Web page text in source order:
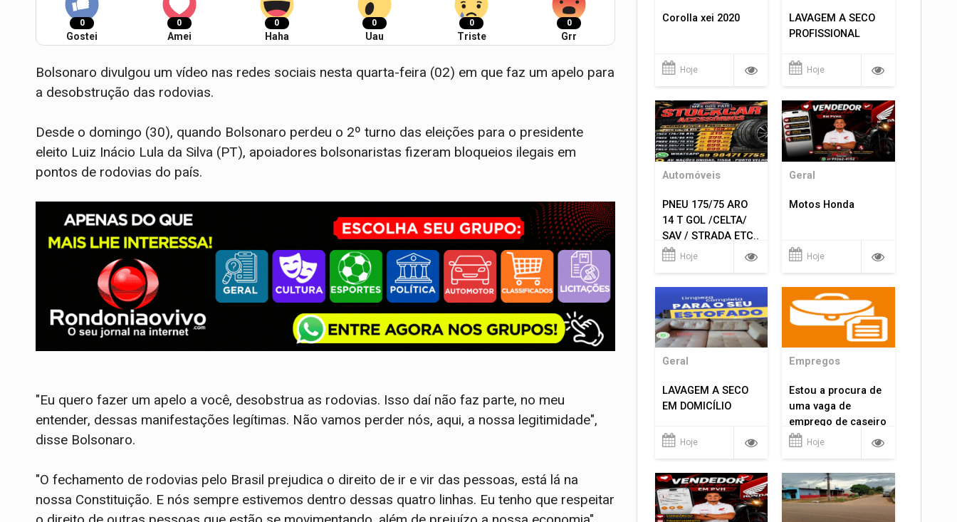
0
Gostei
0
Amei
0
Haha
0
Uau
0
Triste
0
Grr
Bolsonaro divulgou um vídeo nas redes sociais nesta quarta-feira (02) em que faz um apelo para
a desobstrução das rodovias.
Desde o domingo (30), quando Bolsonaro perdeu o 2º turno das eleições para o presidente
eleito Luiz Inácio Lula da Silva (PT), apoiadores bolsonaristas fizeram bloqueios ilegais em
pontos de rodovias do país.
"Eu quero fazer um apelo a você, desobstrua as rodovias. Isso daí não faz parte, no meu
entender, dessas manifestações legítimas. Não vamos perder nós, aqui, a nossa legitimidade",
disse Bolsonaro.
"O fechamento de rodovias pelo Brasil prejudica o direito de ir e vir das pessoas, está lá na
nossa Constituição. E nós sempre estivemos dentro dessas quatro linhas. Eu tenho que respeitar
Corolla xei 2020
Hoje
LAVAGEM A SECO
PROFISSIONAL
Hoje
Automóveis
PNEU 175/75 ARO
14 T GOL /CELTA/
SAV / STRADA ETC..
R$ 219,99
Hoje
Geral
Motos Honda
Hoje
Geral
LAVAGEM A SECO
EM DOMICÍLIO
Hoje
Empregos
Estou a procura de
uma vaga de
emprego de caseiro
em porto velho
Hoje